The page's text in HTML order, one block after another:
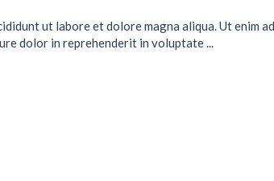
ut labore et dolore magna aliqua. Ut enim
dolor in reprehenderit in voluptate ...